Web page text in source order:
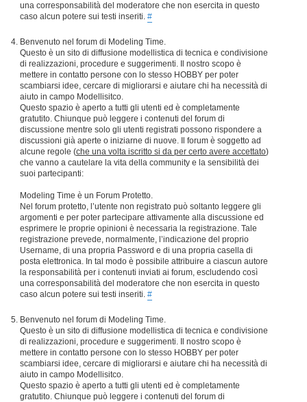
una corresponsabilità del moderatore che non esercita in questo
caso alcun potere sui testi inseriti. #
Benvenuto nel forum di Modeling Time.
Questo è un sito di diffusione modellistica di tecnica e condivisione
di realizzazioni, procedure e suggerimenti. Il nostro scopo è
mettere in contatto persone con lo stesso HOBBY per poter
scambiarsi idee, cercare di migliorarsi e aiutare chi ha necessità di
aiuto in campo Modellisitco.
Questo spazio è aperto a tutti gli utenti ed è completamente
gratutito. Chiunque può leggere i contenuti del forum di
discussione mentre solo gli utenti registrati possono rispondere a
discussioni già aperte o iniziarne di nuove. Il forum è soggetto ad
alcune regole (che una volta iscritto si da per certo avere accettato)
che vanno a cautelare la vita della community e la sensibilità dei
suoi partecipanti:
Modeling Time è un Forum Protetto.
Nel forum protetto, l’utente non registrato può soltanto leggere gli
argomenti e per poter partecipare attivamente alla discussione ed
esprimere le proprie opinioni è necessaria la registrazione. Tale
registrazione prevede, normalmente, l’indicazione del proprio
Username, di una propria Password e di una propria casella di
posta elettronica. In tal modo è possibile attribuire a ciascun autore
la responsabilità per i contenuti inviati ai forum, escludendo così
una corresponsabilità del moderatore che non esercita in questo
caso alcun potere sui testi inseriti. #
Benvenuto nel forum di Modeling Time.
Questo è un sito di diffusione modellistica di tecnica e condivisione
di realizzazioni, procedure e suggerimenti. Il nostro scopo è
mettere in contatto persone con lo stesso HOBBY per poter
scambiarsi idee, cercare di migliorarsi e aiutare chi ha necessità di
aiuto in campo Modellisitco.
Questo spazio è aperto a tutti gli utenti ed è completamente
gratutito. Chiunque può leggere i contenuti del forum di